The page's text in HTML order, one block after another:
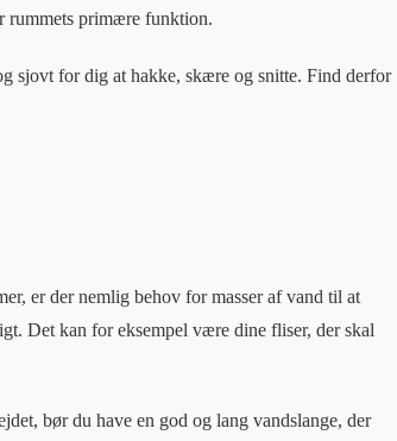
rummets primære funktion.
sjovt for dig at hakke, skære og snitte. Find derfor
er der nemlig behov for masser af vand til at
Det kan for eksempel være dine fliser, der skal
bør du have en god og lang vandslange, der